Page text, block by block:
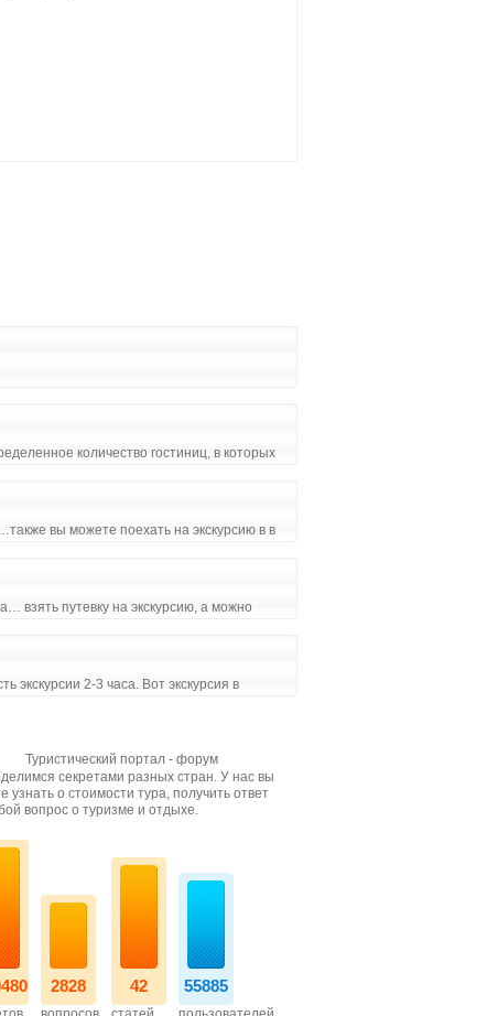
количество гостиниц, в которых
вы можете поехать на экскурсию в в
взять путевку на экскурсию, а можно
экскурсии 2-3 часа. Вот экскурсия в
Туристический портал - форум
секретами разных стран. У нас вы
узнать о стоимости тура, получить ответ
вопрос о туризме и отдыхе.
2828 42 55885